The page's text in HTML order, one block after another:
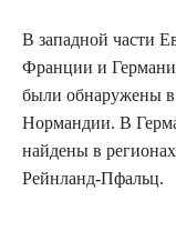
В западной части
Франции и
были обнаружены
Нормандии. В
найдены в
Рейнланд-Пфальц.